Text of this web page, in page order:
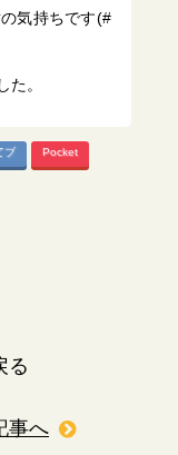
気持ちです(#
。
ブ Pocket
る
事へ